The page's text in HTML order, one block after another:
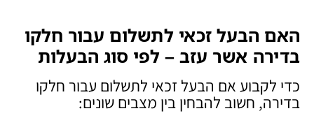
האם הבעל זכאי לתשלום עבור חלקו
בדירה אשר עזב – לפי סוג הבעלות
כדי לקבוע אם הבעל זכאי לתשלום עבור חלקו
בדירה, חשוב להבחין בין מצבים שונים: